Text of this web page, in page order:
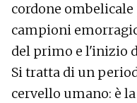
cordone
campioni
del primo e l'inizio
Si tratta di un
cervello umano: è